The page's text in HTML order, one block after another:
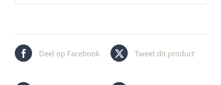
Deel op Facebook Tweet dit product